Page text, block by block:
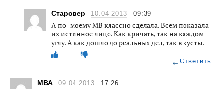
Старовер 10.04.2013 09:39
А по -моему МВ классно сделала. Всем показала
их истинное лицо. Как кричать, так на каждом
углу. А как дошло до реальных дел, так в кусты.
Ответить
МВА 09.04.2013 17:26